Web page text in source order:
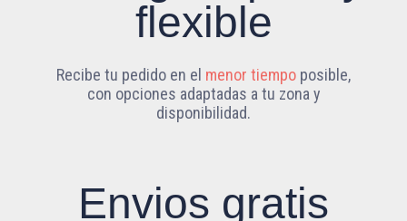
flexible
Recibe tu pedido en el menor tiempo posible,
con opciones adaptadas a tu zona y
disponibilidad.
Envios gratis